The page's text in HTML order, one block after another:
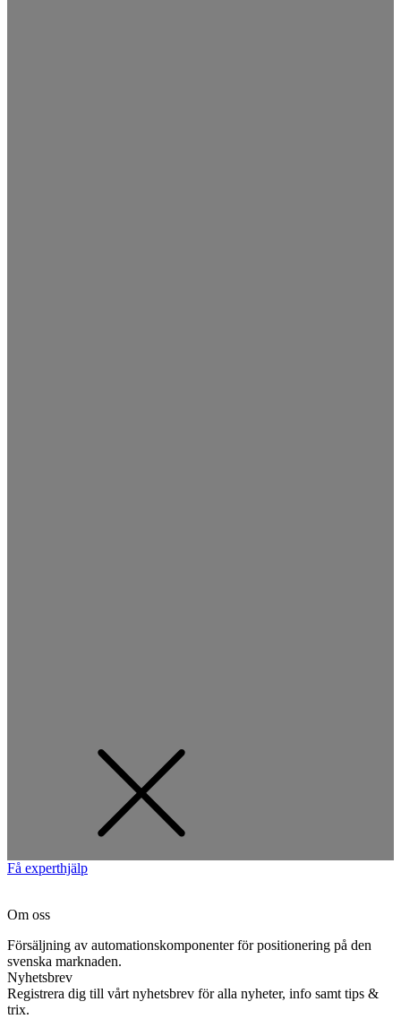
Få experthjälp
Om oss
Försäljning av automationskomponenter för positionering på den
svenska marknaden.
Nyhetsbrev
Registrera dig till vårt nyhetsbrev för alla nyheter, info samt tips &
trix.